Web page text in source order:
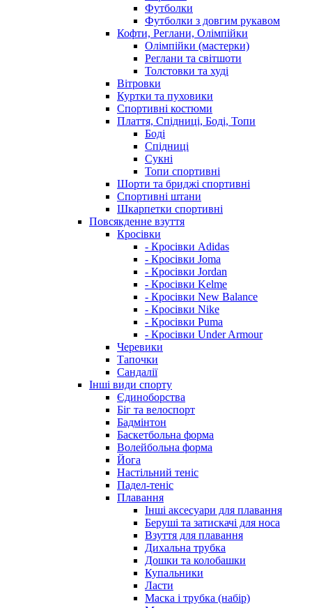
Футболки
Футболки з довгим рукавом
Кофти, Реглани, Олімпійки
Олімпійки (мастерки)
Реглани та світшоти
Толстовки та худі
Вітровки
Куртки та пуховики
Спортивні костюми
Плаття, Спідниці, Боді, Топи
Боді
Спідниці
Сукні
Топи спортивні
Шорти та бриджі спортивні
Спортивні штани
Шкарпетки спортивні
Повсякденне взуття
Кросівки
- Кросівки Adidas
- Кросівки Joma
- Кросівки Jordan
- Кросівки Kelme
- Кросівки New Balance
- Кросівки Nike
- Кросівки Puma
- Кросівки Under Armour
Черевики
Тапочки
Сандалії
Інші види спорту
Єдиноборства
Біг та велоспорт
Бадмінтон
Баскетбольна форма
Волейбольна форма
Йога
Настільний теніс
Падел-теніс
Плавання
Інші аксесуари для плавання
Беруші та затискачі для носа
Взуття для плавання
Дихальна трубка
Дошки та колобашки
Купальники
Ласти
Маска і трубка (набір)